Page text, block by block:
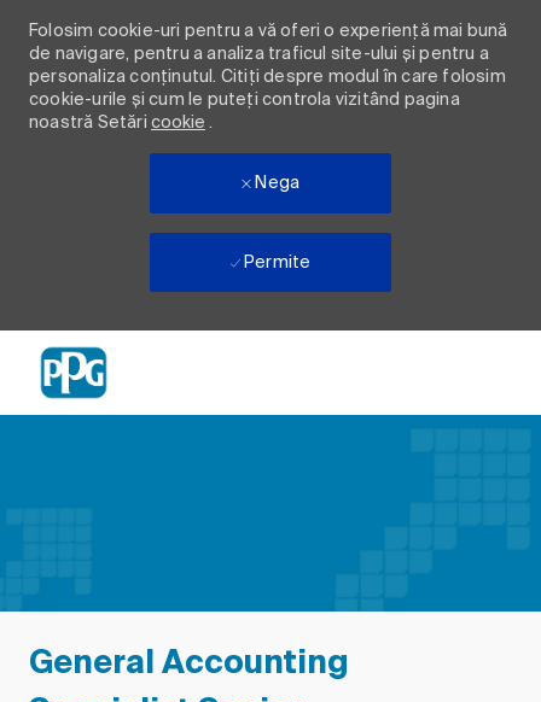
Folosim cookie-uri pentru a vă oferi o experiență mai bună
de navigare, pentru a analiza traficul site-ului și pentru a
personaliza conținutul. Citiți despre modul în care folosim
cookie-urile și cum le puteți controla vizitând pagina
noastră Setări cookie .
Nega
Permite
General Accounting